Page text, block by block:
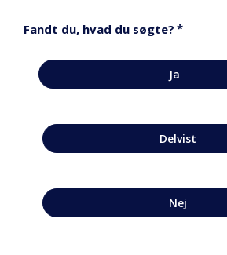
Fandt du, hvad du søgte? *
Ja
Delvist
Nej